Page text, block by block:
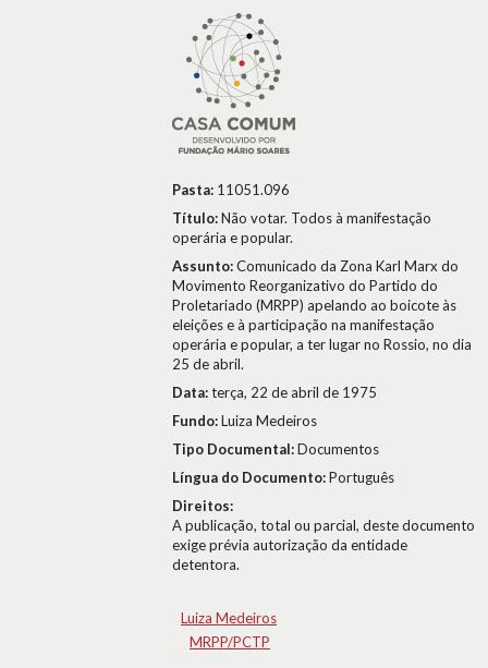
Pasta: 11051.096
Título:Não votar. Todos à manifestação
operária e popular.
Assunto:Comunicado da Zona Karl Marx do
Movimento Reorganizativo do Partido do
Proletariado (MRPP) apelando ao boicote às
eleições e à participação na manifestação
operária e popular, a ter lugar no Rossio, no dia
25 de abril.
Data:terça, 22 de abril de 1975
Fundo:Luiza Medeiros
Tipo Documental:Documentos
Língua do Documento:Português
Direitos:
A publicação, total ou parcial, deste documento
exige prévia autorização da entidade
detentora.
Luiza Medeiros
MRPP/PCTP